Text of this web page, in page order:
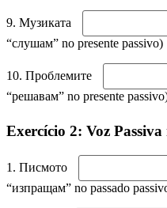
9. Музиката
“слушам” no presente passivo)
10. Проблемите
“решавам” no presente
Exercício 2: Voz Passiva
1. Писмото
“изпращам” no passado